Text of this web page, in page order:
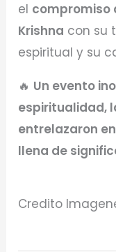
el compromiso
Krishna con su
espiritual y su
🔥 Un evento
espiritualidad,
entrelazaron
llena de
Credito